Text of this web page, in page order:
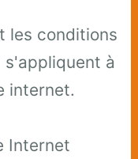
les conditions
à
internet.
Internet